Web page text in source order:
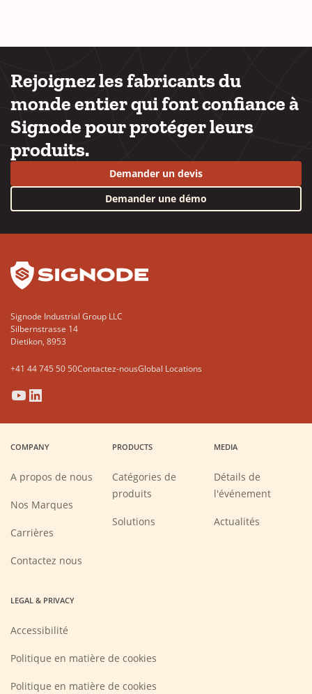
Rejoignez les fabricants du
monde entier qui font confiance à
Signode pour protéger leurs
produits.
Demander un devis
Demander une démo
Signode Industrial Group LLC
Silbernstrasse 14
Dietikon, 8953
+41 44 745 50 50Contactez-nousGlobal Locations
(Opens
in
new
window)
(Opens
in
new
window)
(Opens
in
new
window)
(Opens
in
new
window)
COMPANY
A propos de nous
Nos Marques
Carrières
new
Contactez nous
PRODUCTS
Catégories de
produits
Solutions
MEDIA
Détails de
l'événement
Actualités
LEGAL & PRIVACY
Accessibilité
Politique en matière de cookies
Politique en matière de cookies